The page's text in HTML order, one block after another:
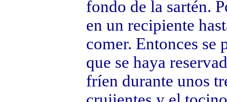
fondo de la sartén.
en un recipiente
comer. Entonces se
que se haya
fríen durante unos